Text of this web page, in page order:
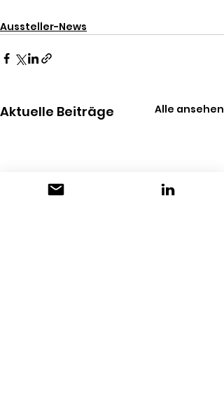
Aussteller-News
Aktuelle Beiträge Alle ansehen